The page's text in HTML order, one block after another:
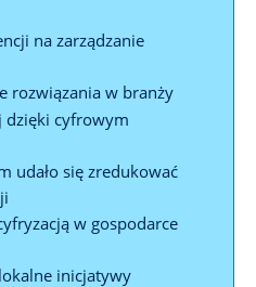
na zarządzanie
rozwiązania w branży
cyfrowym
udało się zredukować
w gospodarce
inicjatywy